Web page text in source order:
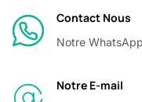
Contact Nous
Notre WhatsApp
Notre E-mail